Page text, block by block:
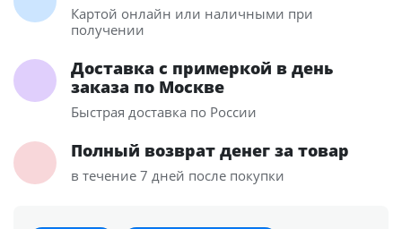
Картой онлайн или наличными при
получении
Доставка с примеркой в день
заказа по Москве
Быстрая доставка по России
Полный возврат денег за товар
в течение 7 дней после покупки